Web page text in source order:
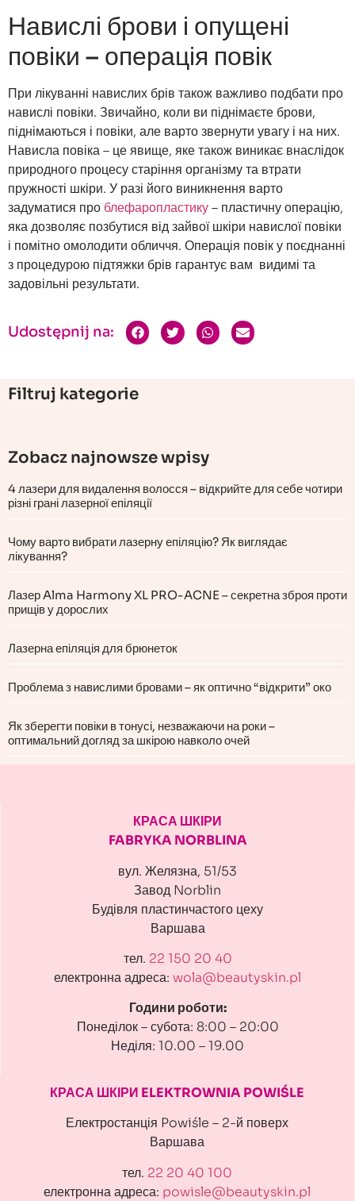
Навислі брови і опущені
повіки – операція повік
При лікуванні навислих брів також важливо подбати про
навислі повіки. Звичайно, коли ви піднімаєте брови,
піднімаються і повіки, але варто звернути увагу і на них.
Нависла повіка – це явище, яке також виникає внаслідок
природного процесу старіння організму та втрати
пружності шкіри. У разі його виникнення варто
задуматися про блефаропластику– пластичну операцію,
яка дозволяє позбутися від зайвої шкіри навислої повіки
і помітно омолодити обличчя. Операція повік у поєднанні
з процедурою підтяжки брів гарантує вам видимі та
задовільні результати.
Udostępnij na:
Filtruj kategorie
Zobacz najnowsze wpisy
4 лазери для видалення волосся – відкрийте для себе чотири
різні грані лазерної епіляції
Чому варто вибрати лазерну епіляцію? Як виглядає
лікування?
Лазер Alma Harmony XL PRO-ACNE – секретна зброя проти
прищів у дорослих
Лазерна епіляція для брюнеток
Проблема з навислими бровами – як оптично “відкрити” око
Як зберегти повіки в тонусі, незважаючи на роки –
оптимальний догляд за шкірою навколо очей
КРАСА ШКІРИ
FABRYKA NORBLINA
вул. Желязна, 51/53
Завод Norblin
Будівля пластинчастого цеху
Варшава
тел. 22 150 20 40
електронна адреса: wola@beautyskin.pl
Години роботи:
Понеділок – субота: 8:00 – 20:00
Неділя: 10.00 – 19.00
КРАСА ШКІРИ ELEKTROWNIA POWIŚLE
Електростанція Powiśle – 2-й поверх
Варшава
тел. 22 20 40 100
електронна адреса: powisle@beautyskin.pl